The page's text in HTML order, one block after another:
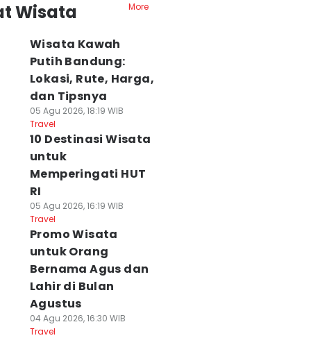
Wisata
More
Wisata Kawah
Putih Bandung:
Lokasi, Rute, Harga,
dan Tipsnya
05 Agu 2026, 18:19 WIB
Travel
10 Destinasi Wisata
untuk
Memperingati HUT
RI
05 Agu 2026, 16:19 WIB
Travel
Promo Wisata
untuk Orang
Bernama Agus dan
Lahir di Bulan
Agustus
04 Agu 2026, 16:30 WIB
Travel